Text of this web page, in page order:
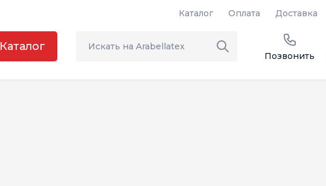
Каталог Оплата Доставка
Каталог
Позвонить